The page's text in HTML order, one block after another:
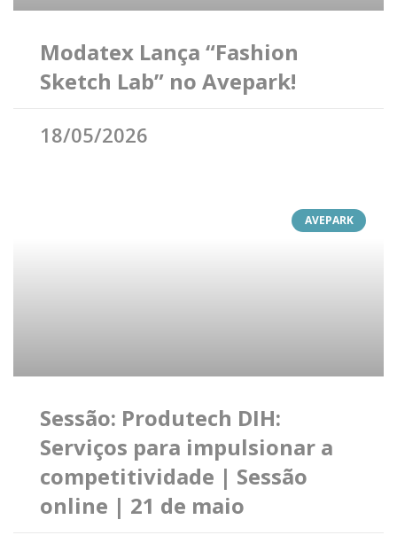
Modatex Lança “Fashion
Sketch Lab” no Avepark!
18/05/2026
AVEPARK
Sessão: Produtech DIH:
Serviços para impulsionar a
competitividade | Sessão
online | 21 de maio